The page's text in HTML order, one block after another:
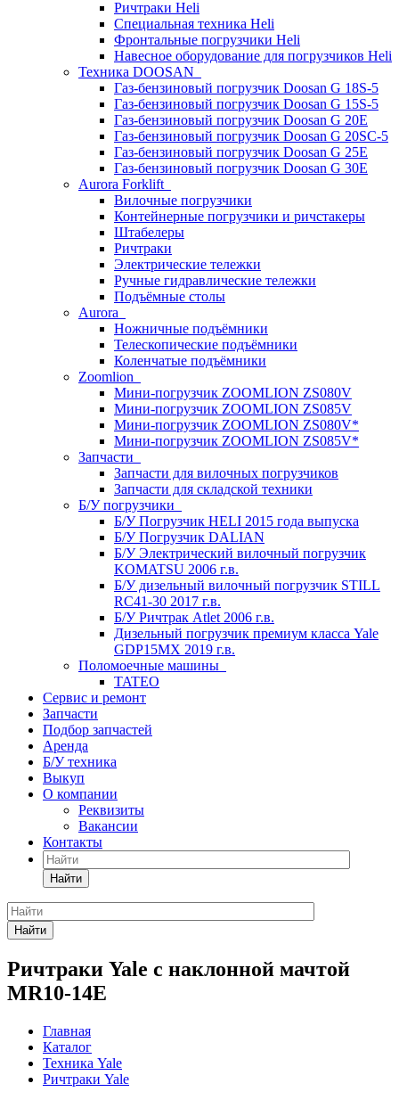
Ричтраки Heli
Специальная техника Heli
Фронтальные погрузчики Heli
Навесное оборудование для погрузчиков Heli
Техника DOOSAN
Газ-бензиновый погрузчик Doosan G 18S-5
Газ-бензиновый погрузчик Doosan G 15S-5
Газ-бензиновый погрузчик Doosan G 20E
Газ-бензиновый погрузчик Doosan G 20SC-5
Газ-бензиновый погрузчик Doosan G 25E
Газ-бензиновый погрузчик Doosan G 30E
Aurora Forklift
Вилочные погрузчики
Контейнерные погрузчики и ричстакеры
Штабелеры
Ричтраки
Электрические тележки
Ручные гидравлические тележки
Подъёмные столы
Aurora
Ножничные подъёмники
Телескопические подъёмники
Коленчатые подъёмники
Zoomlion
Мини-погрузчик ZOOMLION ZS080V
Мини-погрузчик ZOOMLION ZS085V
Мини-погрузчик ZOOMLION ZS080V*
Мини-погрузчик ZOOMLION ZS085V*
Запчасти
Запчасти для вилочных погрузчиков
Запчасти для складской техники
Б/У погрузчики
Б/У Погрузчик HELI 2015 года выпуска
Б/У Погрузчик DALIAN
Б/У Электрический вилочный погрузчик
KOMATSU 2006 г.в.
Б/У дизельный вилочный погрузчик STILL
RC41-30 2017 г.в.
Б/У Ричтрак Atlet 2006 г.в.
Дизельный погрузчик премиум класса Yale
GDP15MX 2019 г.в.
Поломоечные машины
TATEO
Сервис и ремонт
Запчасти
Подбор запчастей
Аренда
Б/У техника
Выкуп
О компании
Реквизиты
Вакансии
Контакты
Найти
Найти
Ричтраки Yale с наклонной мачтой
MR10-14E
Главная
Каталог
Техника Yale
Ричтраки Yale